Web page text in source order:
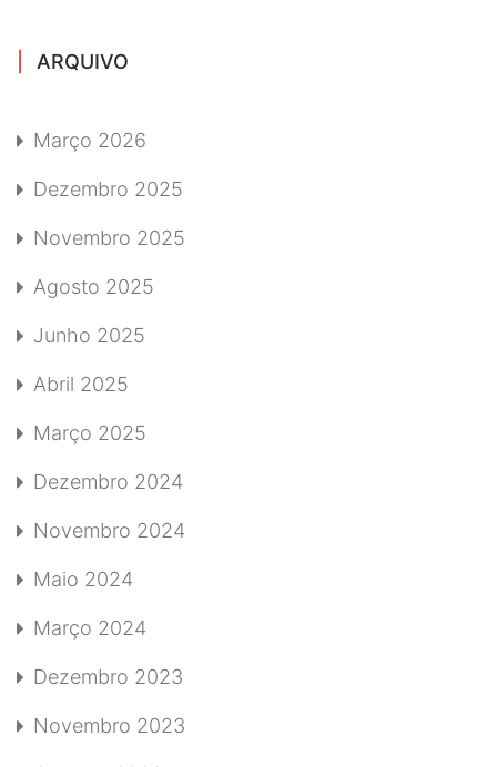
ARQUIVO
Março 2026
Dezembro 2025
Novembro 2025
Agosto 2025
Junho 2025
Abril 2025
Março 2025
Dezembro 2024
Novembro 2024
Maio 2024
Março 2024
Dezembro 2023
Novembro 2023